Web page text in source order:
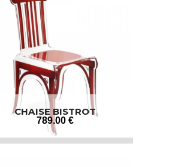
CHAISE BISTROT
789.00 €